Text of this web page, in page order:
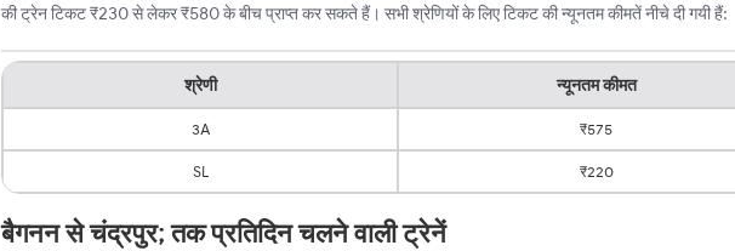
की ट्रेन टिकट ₹230 से लेकर ₹580 के बीच प्राप्त कर सकते हैं। सभी श्रेणियों के लिए टिकट की न्यूनतम कीमतें नीचे दी गयी हैं:
श्रेणी न्यूनतम कीमत
3A ₹575
SL ₹220
बैगनन से चंद्रपुर; तक प्रतिदिन चलने वाली ट्रेनें